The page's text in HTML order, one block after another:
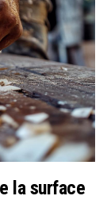
la surface